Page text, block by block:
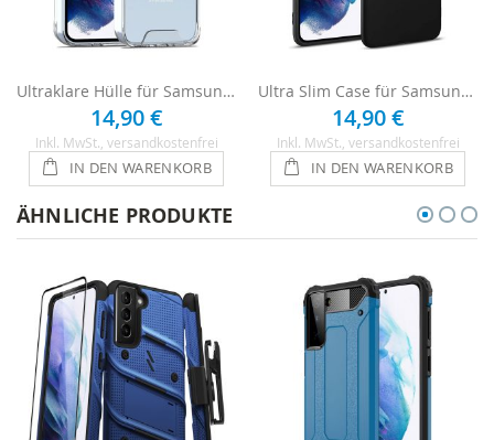
Ultraklare Hülle für Samsung Galaxy S21 Plus - Transparent
14,90 €
Inkl. MwSt. , versandkostenfrei
IN DEN WARENKORB
Ultra Slim Case für Samsung Galaxy S21 Plus - Schwarz
14,90 €
Inkl. MwSt. , versandkostenfrei
IN DEN WARENKORB
ÄHNLICHE PRODUKTE